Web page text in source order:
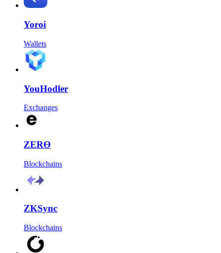
Yoroi
Wallets
YouHodler
Exchanges
ZERϴ
Blockchains
ZKSync
Blockchains